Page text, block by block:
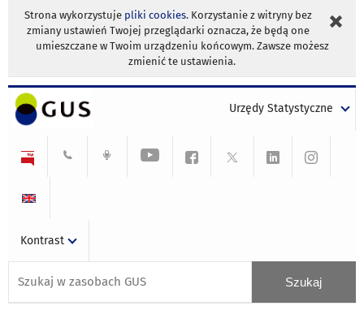
Strona wykorzystuje pliki cookies. Korzystanie z witryny bez
zmiany ustawień Twojej przeglądarki oznacza, że będą one
umieszczane w Twoim urządzeniu końcowym. Zawsze możesz
zmienić te ustawienia.
Urzędy Statystyczne
Kontrast